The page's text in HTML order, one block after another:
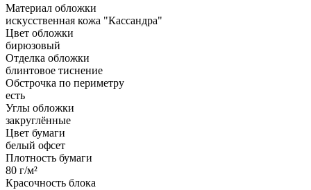
Материал обложки
искусственная кожа "Кассандра"
Цвет обложки
бирюзовый
Отделка обложки
блинтовое тиснение
Обстрочка по периметру
есть
Углы обложки
закруглённые
Цвет бумаги
белый офсет
Плотность бумаги
80 г/м²
Красочность блока